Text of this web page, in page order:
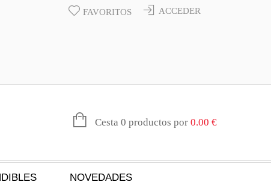
ACCEDER
FAVORITOS
Cesta 0 productos por 0.00 €
NOVEDADES